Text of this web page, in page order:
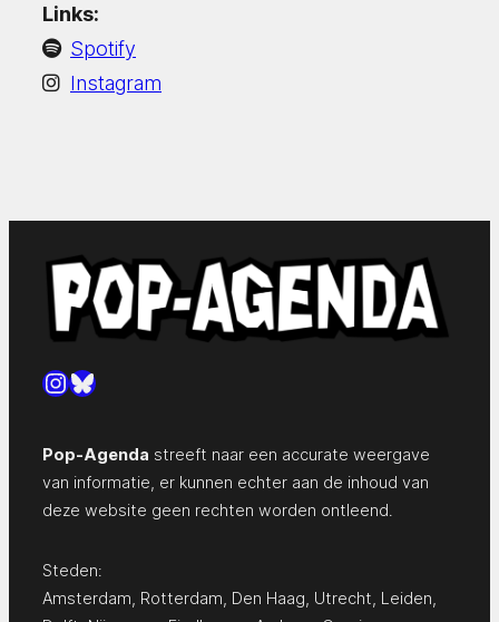
Links:
Spotify
Instagram
Instagram
Bluesky
Pop-Agenda streeft naar een accurate weergave
van informatie, er kunnen echter aan de inhoud van
deze website geen rechten worden ontleend.
Steden:
Amsterdam Rotterdam Den Haag Utrecht Leiden